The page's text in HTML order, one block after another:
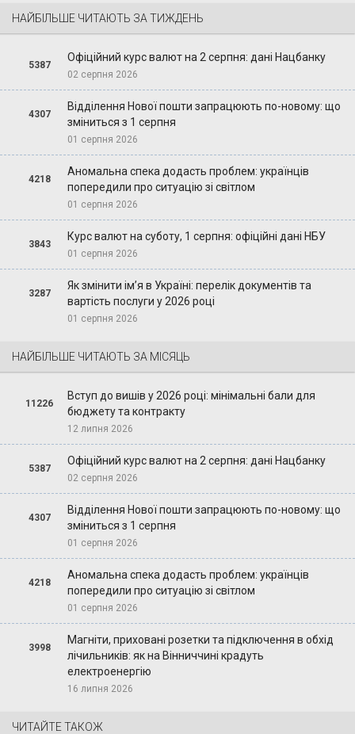
НАЙБІЛЬШЕ ЧИТАЮТЬ ЗА ТИЖДЕНЬ
5387
Офіційний курс валют на 2 серпня: дані Нацбанку
02 серпня 2026
4307
Відділення Нової пошти запрацюють по-новому: що
зміниться з 1 серпня
01 серпня 2026
4218
Аномальна спека додасть проблем: українців
попередили про ситуацію зі світлом
01 серпня 2026
3843
Курс валют на суботу, 1 серпня: офіційні дані НБУ
01 серпня 2026
3287
Як змінити ім’я в Україні: перелік документів та
вартість послуги у 2026 році
01 серпня 2026
НАЙБІЛЬШЕ ЧИТАЮТЬ ЗА МІСЯЦЬ
11226
Вступ до вишів у 2026 році: мінімальні бали для
бюджету та контракту
12 липня 2026
5387
Офіційний курс валют на 2 серпня: дані Нацбанку
02 серпня 2026
4307
Відділення Нової пошти запрацюють по-новому: що
зміниться з 1 серпня
01 серпня 2026
4218
Аномальна спека додасть проблем: українців
попередили про ситуацію зі світлом
01 серпня 2026
3998
Магніти, приховані розетки та підключення в обхід
лічильників: як на Вінниччині крадуть
електроенергію
16 липня 2026
ЧИТАЙТЕ ТАКОЖ